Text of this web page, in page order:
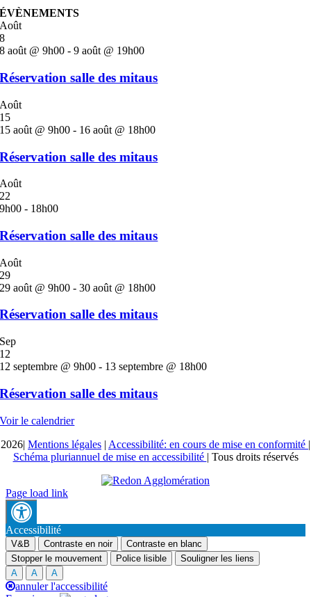
ÉVÈNEMENTS
Août
8
8 août @ 9h00 -9 août @ 19h00
Réservation salle des mitaus
Août
15
15 août @ 9h00 - 16 août @ 18h00
Réservation salle des mitaus
Août
22
9h00 - 18h00
Réservation salle des mitaus
Août
29
29 août @ 9h00 -30 août @ 18h00
Réservation salle des mitaus
Sep
12
12 septembre @ 9h00 - 13 septembre @ 18h00
Réservation salle des mitaus
Voir le calendrier
2026| Mentions légales | Accessibilité: en cours de mise en conformité |
Schéma pluriannuel de mise en accessibilité | Tous droits réservés
Page load link
Accessibilité
V&B Contraste en noir
Contraste en blanc
Stopper le mouvement
Police lisible
Souligner les liens
A
A A
annuler l'accessibilité